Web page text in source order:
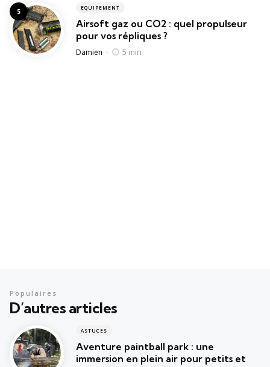
EQUIPEMENT
Airsoft gaz ou CO2 : quel propulseur
pour vos répliques ?
Posted
Damien 5 min
D’autres articles
Populaires
ASTUCES
Aventure paintball park : une
immersion en plein air pour petits et